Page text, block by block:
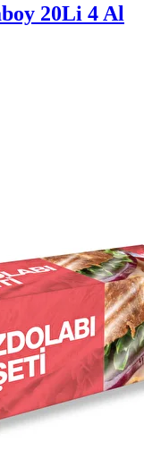
20Li 4 Al